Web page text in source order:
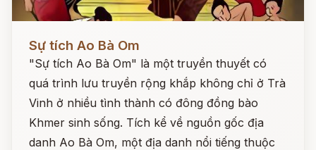
Sự tích Ao Bà Om
"Sự tích Ao Bà Om" là một truyền thuyết có
quá trình lưu truyền rộng khắp không chỉ ở Trà
Vinh ở nhiều tình thành có đông đồng bào
Khmer sinh sống. Tích kể về nguồn gốc địa
danh Ao Bà Om, một địa danh nổi tiếng thuộc